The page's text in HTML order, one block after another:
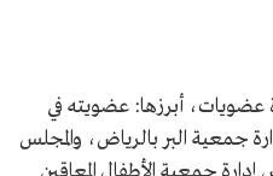
أبرزها: عضويته في
جمعية البر بالرياض، والمجلس